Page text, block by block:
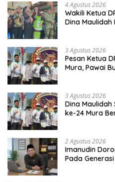
4 Agustus 2026
Wakili Ketua
Dina Maulidah
3 Agustus 2026
Pesan Ketua
Mura, Pawai
3 Agustus 2026
Dina Maulidah
ke-24 Mura
2 Agustus 2026
Imanudin
Pada